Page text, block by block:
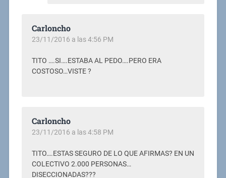
Carloncho
23/11/2016 a las 4:56 PM
TITO ….SI….ESTABA AL PEDO….PERO ERA
COSTOSO…VISTE ?
Carloncho
23/11/2016 a las 4:58 PM
TITO….ESTAS SEGURO DE LO QUE AFIRMAS? EN UN
COLECTIVO 2.000 PERSONAS…
DISECCIONADAS???